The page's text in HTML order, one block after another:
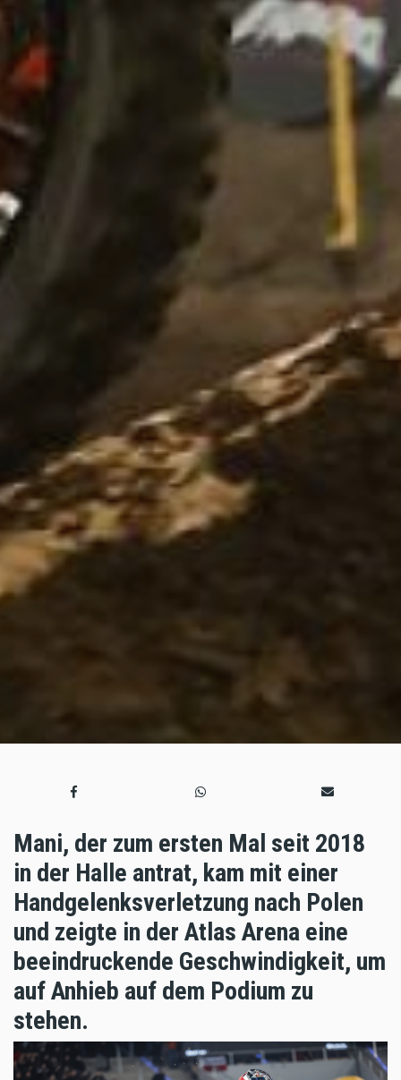
Mani, der zum ersten Mal seit 2018
in der Halle antrat, kam mit einer
Handgelenksverletzung nach Polen
und zeigte in der Atlas Arena eine
beeindruckende Geschwindigkeit, um
auf Anhieb auf dem Podium zu
stehen.